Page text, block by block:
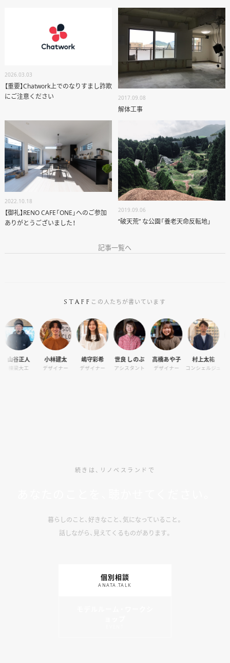
2026.03.03
【重要】Chatwork上でのなりすまし詐欺
にご注意ください
2017.09.08
解体工事
2022.10.18
【御礼】RENO CAFE「ONE」へのご参加
ありがとうございました！
2019.09.06
“破天荒” な公園「養老天命反転地」
記事一覧へ
STAFF この人たちが書いています
小林建太
デザイナー
嶋守彩希
デザイナー
世良 しのぶ
アシスタント
高橋あや子
デザイナー
村上太祐
コンシェルジュ
宮島 義直
デザイナー
続きは、リノベスランドで
暮らしのこと、好きなこと、気になっていること。
話しながら、見えてくるものがあります。
個別相談
ANATA.TALK